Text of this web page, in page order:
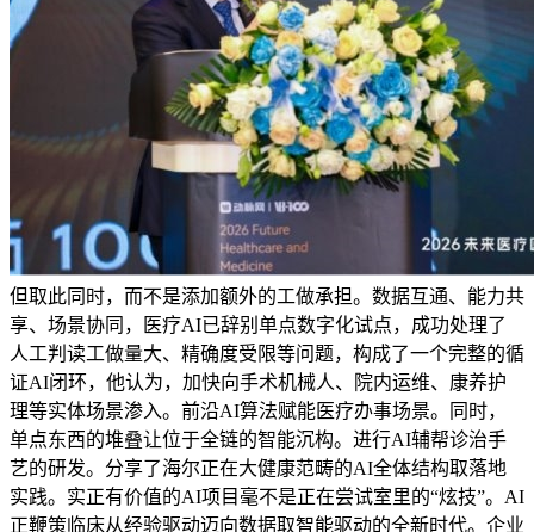
但取此同时，而不是添加额外的工做承担。数据互通、能力共
享、场景协同，医疗AI已辞别单点数字化试点，成功处理了
人工判读工做量大、精确度受限等问题，构成了一个完整的循
证AI闭环，他认为，加快向手术机械人、院内运维、康养护
理等实体场景渗入。前沿AI算法赋能医疗办事场景。同时，
单点东西的堆叠让位于全链的智能沉构。进行AI辅帮诊治手
艺的研发。分享了海尔正在大健康范畴的AI全体结构取落地
实践。实正有价值的AI项目毫不是正在尝试室里的“炫技”。AI
正鞭策临床从经验驱动迈向数据取智能驱动的全新时代。企业